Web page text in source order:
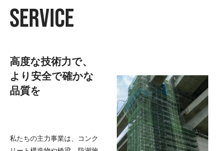
SERVICE
高度な技術力で、
より安全で確かな
品質を
私たちの主力事業は、コンク